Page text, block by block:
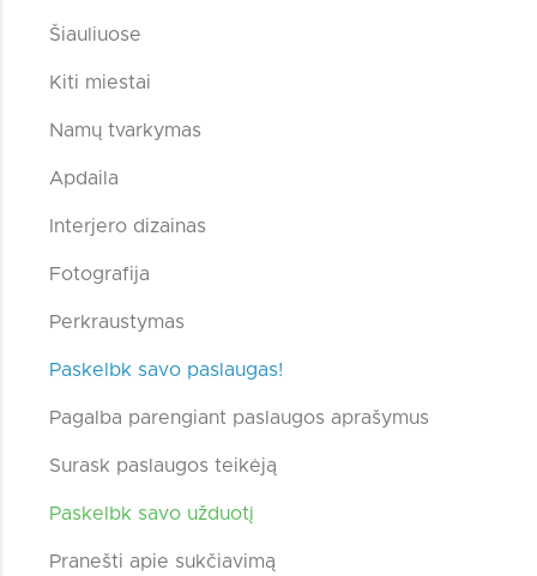
Šiauliuose
Kiti miestai
Namų tvarkymas
Apdaila
Interjero dizainas
Fotografija
Perkraustymas
Paskelbk savo paslaugas!
Pagalba parengiant paslaugos aprašymus
Surask paslaugos teikėją
Paskelbk savo užduotį
Pranešti apie sukčiavimą